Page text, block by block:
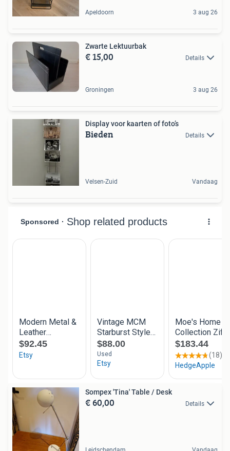
Apeldoorn 3 aug 26
Zwarte Lektuurbak
€ 15,00 Details
Groningen 3 aug 26
Display voor kaarten of foto’s
Bieden Details
Velsen-Zuid Vandaag
Sompex 'Tina' Table / Desk
€ 60,00 Details